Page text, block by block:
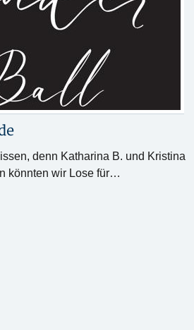
denn Katharina B. und Kristina
könnten wir Lose für…